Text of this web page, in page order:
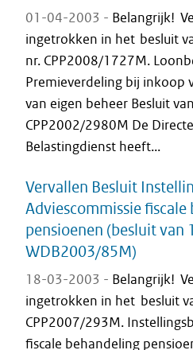
01-04-2003 - Belangrijk!
ingetrokken in het besluit
nr. CPP2008/1727M.
Premieverdeling bij inkoop
van eigen beheer Besluit
CPP2002/2980M De
Belastingdienst heeft...
Vervallen Besluit
Adviescommissie fiscale
pensioenen (besluit van
WDB2003/85M)
18-03-2003 - Belangrijk!
ingetrokken in het besluit
CPP2007/293M.
fiscale behandeling